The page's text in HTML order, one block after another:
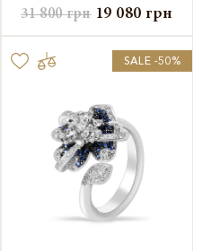
31 800грн 19 080 грн
SALE -50%